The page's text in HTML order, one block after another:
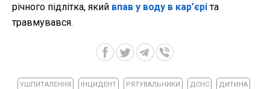
річного підлітка, який впав у воду в кар’єріта
травмувався.
УШПИТАЛЕННЯ ІНЦИДЕНТ РЯТУВАЛЬНИКИ ДСНС ДИТИНА